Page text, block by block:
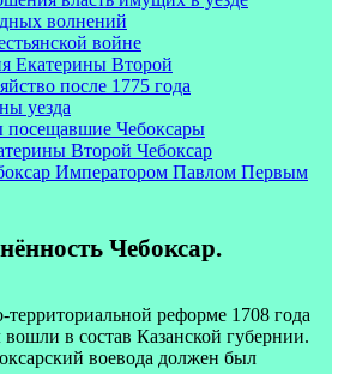
волнений
войне
Екатерины Второй
после 1775 года
уезда
Чебоксары
Второй Чебоксар
Императором Павлом Первым
Чебоксар.
реформе 1708 года
вошли в состав Казанской губернии.
воевода должен был